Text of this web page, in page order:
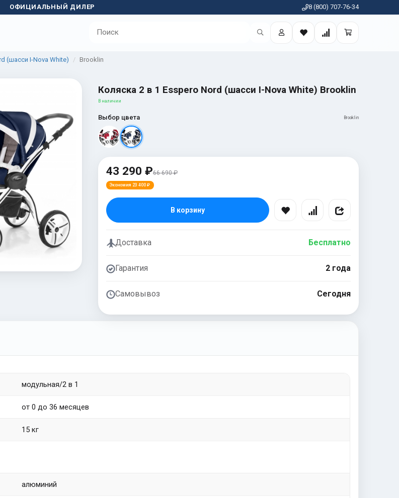
ОФИЦИАЛЬНЫЙ ДИЛЕР 8 (800) 707-76-34
(шасси I-Nova White) Brooklin
Коляска 2 в 1 Esspero Nord (шасси I-Nova White) Brooklin
В наличии
Выбор цвета Brooklin
43 290 ₽66 690 ₽
Экономия 23 400 ₽
В корзину
Доставка Бесплатно
Гарантия 2 года
Самовывоз Сегодня
модульная/2 в 1
от 0 до 36 месяцев
15 кг
алюминий